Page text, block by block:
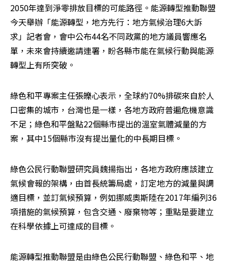
2050年達到淨零排放目標的可能路徑。能源轉型推動聯盟
今天舉辦「能源轉型，地方先行：地方氣候治理6大訴
求」記者會，會中公布44名不同政黨的地方議員響應名
單，未來會持續邀請連署，盼各縣市能在氣候行動與能源
轉型上有所突破。
綠色和平專案主任張皪心表示，全球約70%排碳來自於人
口密集的城市，台灣也是一樣，各地方政府普遍危機意識
不足；綠色和平盤點22個縣市提出的溫室氣體減量的方
案，其中15個縣市沒有提出量化的中長期目標。
綠色公民行動聯盟研究員魏揚指出，各地方政府應該建立
氣候會報的架構，由首長統籌局處，訂定地方的減量與調
適目標，並訂氣候預算，例如挪威奧斯陸在2017年編列36
項措施的氣候預算，包含交通、廢棄物等；重點是要建立
在科學依據上可達成的目標。
能源轉型推動聯盟是由綠色公民行動聯盟、綠色和平、地